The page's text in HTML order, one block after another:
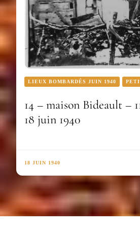
LIEUX BOMBARDÉS JUIN 1940
14 – maison Bideault –
18 juin 1940
18 JUIN 1940